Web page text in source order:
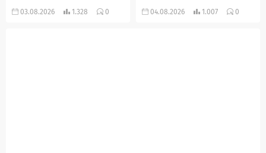
çıkarak devrilen traktörün
03.08.2026 1.328 0
kazasında, pres makinesine
04.08.2026 1.007 0